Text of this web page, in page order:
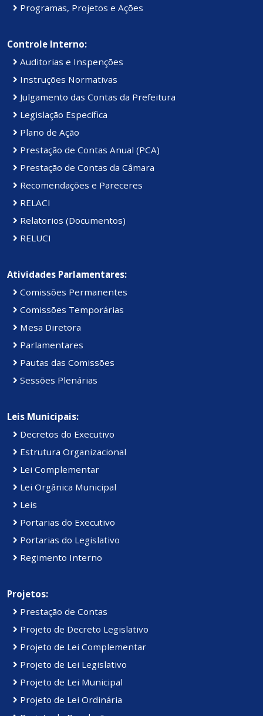
Programas, Projetos e Ações
Controle Interno:
Auditorias e Inspenções
Instruções Normativas
Julgamento das Contas da Prefeitura
Legislação Específica
Plano de Ação
Prestação de Contas Anual (PCA)
Prestação de Contas da Câmara
Recomendações e Pareceres
RELACI
Relatorios (Documentos)
RELUCI
Atividades Parlamentares:
Comissões Permanentes
Comissões Temporárias
Mesa Diretora
Parlamentares
Pautas das Comissões
Sessões Plenárias
Leis Municipais:
Decretos do Executivo
Estrutura Organizacional
Lei Complementar
Lei Orgânica Municipal
Leis
Portarias do Executivo
Portarias do Legislativo
Regimento Interno
Projetos:
Prestação de Contas
Projeto de Decreto Legislativo
Projeto de Lei Complementar
Projeto de Lei Legislativo
Projeto de Lei Municipal
Projeto de Lei Ordinária